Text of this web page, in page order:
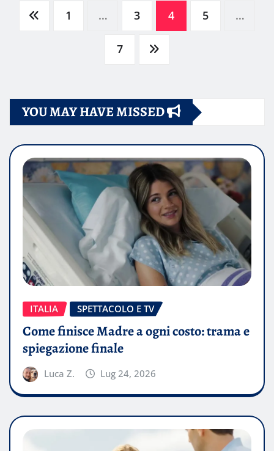
Paginazione
articoli
1 … 3 4 5 …
7
YOU MAY HAVE MISSED
ITALIA SPETTACOLO E TV
Come finisce Madre a ogni costo: trama e
spiegazione finale
Luca Z. Lug 24, 2026